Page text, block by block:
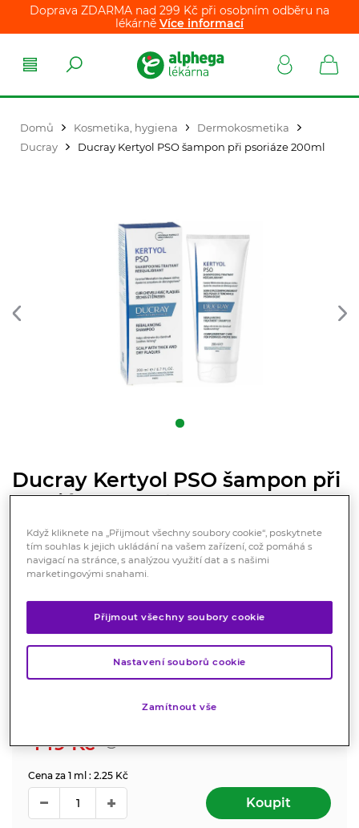
Doprava ZDARMA nad 299 Kč při osobním odběru na
lékárně Více informací
Domů Kosmetika, hygiena
Dermokosmetika
Ducray
Ducray Kertyol PSO šampon při psoriáze 200ml
Ducray Kertyol PSO šampon při
psoriáze 200ml
Kosmetika
Kertyol PSO Pečující šampon navracející rovnováhu
vlasové pokožce při psoriáze podporuje odstraňování
Značka:Ducray
449Kč
Cena za 1 ml : 2.25 Kč
Koupit
Když kliknete na „Přijmout všechny soubory cookie“, poskytnete
tím souhlas k jejich ukládání na vašem zařízení, což pomáhá s
navigací na stránce, s analýzou využití dat a s našimi
marketingovými snahami.
Přijmout všechny soubory cookie
Nastavení souborů cookie
Zamítnout vše